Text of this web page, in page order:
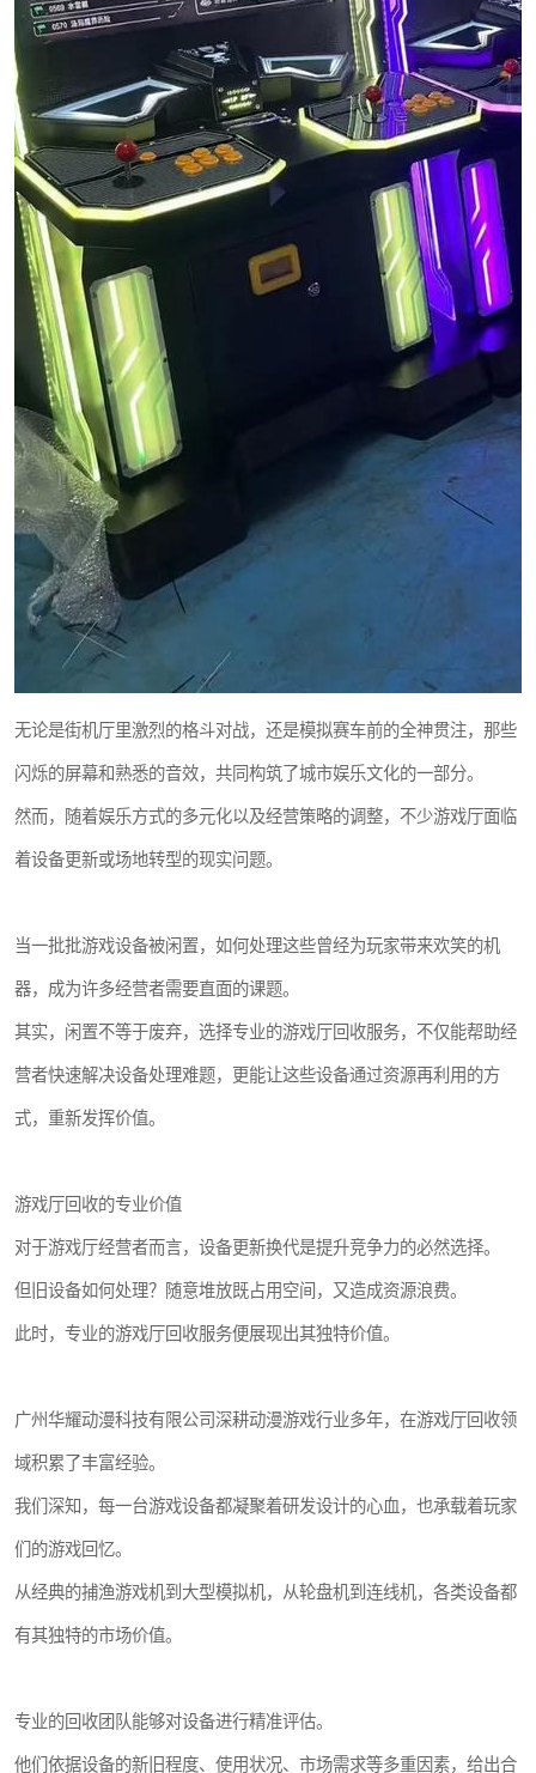
无论是街机厅里激烈的格斗对战，还是模拟赛车前的全神贯注，那些
闪烁的屏幕和熟悉的音效，共同构筑了城市娱乐文化的一部分。
然而，随着娱乐方式的多元化以及经营策略的调整，不少游戏厅面临
着设备更新或场地转型的现实问题。
当一批批游戏设备被闲置，如何处理这些曾经为玩家带来欢笑的机
器，成为许多经营者需要直面的课题。
其实，闲置不等于废弃，选择专业的游戏厅回收服务，不仅能帮助经
营者快速解决设备处理难题，更能让这些设备通过资源再利用的方
式，重新发挥价值。
游戏厅回收的专业价值
对于游戏厅经营者而言，设备更新换代是提升竞争力的必然选择。
但旧设备如何处理？随意堆放既占用空间，又造成资源浪费。
此时，专业的游戏厅回收服务便展现出其独特价值。
广州华耀动漫科技有限公司深耕动漫游戏行业多年，在游戏厅回收领
域积累了丰富经验。
我们深知，每一台游戏设备都凝聚着研发设计的心血，也承载着玩家
们的游戏回忆。
从经典的捕渔游戏机到大型模拟机，从轮盘机到连线机，各类设备都
有其独特的市场价值。
专业的回收团队能够对设备进行精准评估。
他们依据设备的新旧程度、使用状况、市场需求等多重因素，给出合